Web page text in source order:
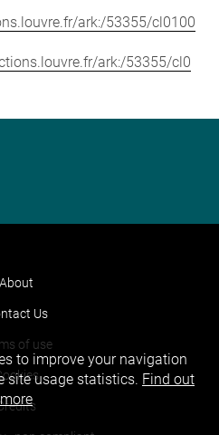
ark:/53355/cl0100
ark:/53355/cl0
About
Us
of use
to improve your navigation
site usage statistics. Find out
more